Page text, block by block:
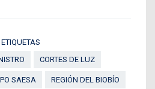
ETIQUETAS
CORTES DE LUZ
SAESA REGIÓN DEL BIOBÍO